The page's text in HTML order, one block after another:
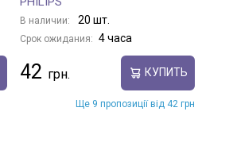
В наличии: 20 шт.
Срок ожидания: 4 часа
42 КУПИТЬ
Ще 9 пропозиції від 42 грн